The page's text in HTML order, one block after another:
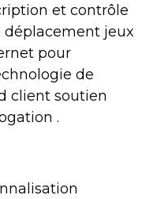
et contrôle
déplacement jeux
pour
de
client soutien
.